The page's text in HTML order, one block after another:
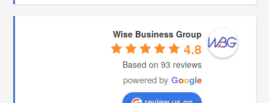
Wise Business Group
4.8
Based on 93 reviews
powered by Google